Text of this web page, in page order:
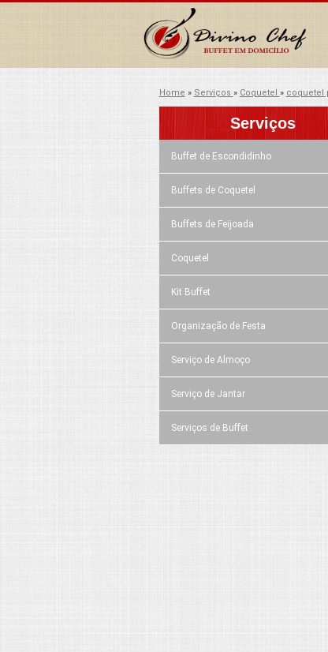
Home » Serviços » Coquetel » coquetel
Serviços
Buffet de Escondidinho
Buffets de Coquetel
Buffets de Feijoada
Coquetel
Kit Buffet
Organização de Festa
Serviço de Almoço
Serviço de Jantar
Serviços de Buffet